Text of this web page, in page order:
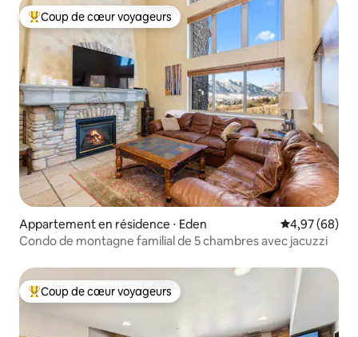
Coups de cœur voyageurs les plus appréciés
Coup de cœur voyageurs
Appartement en résidence ⋅ Eden Évaluation
4,97 (68)
Condo de montagne familial de 5 chambres avec jacuzzi
Coups de cœur voyageurs les plus appréciés
Coup de cœur voyageurs